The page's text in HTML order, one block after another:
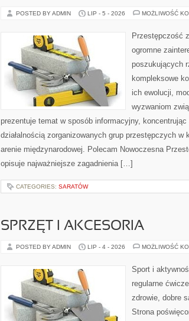
POSTED BY ADMIN LIP - 5 - 2026 MOŻLIWOŚĆ
Przestępczość
ogromne
poszukujących
kompleksowe
ich ewolucji,
wyzwaniom
prezentuje temat w sposób informacyjny,
działalnością zorganizowanych grup przestępczych
arenie międzynarodowej. Polecam Nowoczesna
opisuje najważniejsze zagadnienia […]
CATEGORIES: SARATÓW
SPRZĘT I AKCESORIA
POSTED BY ADMIN LIP - 4 - 2026 MOŻLIWOŚĆ
Sport i
regularne
zdrowie, dobre
Strona